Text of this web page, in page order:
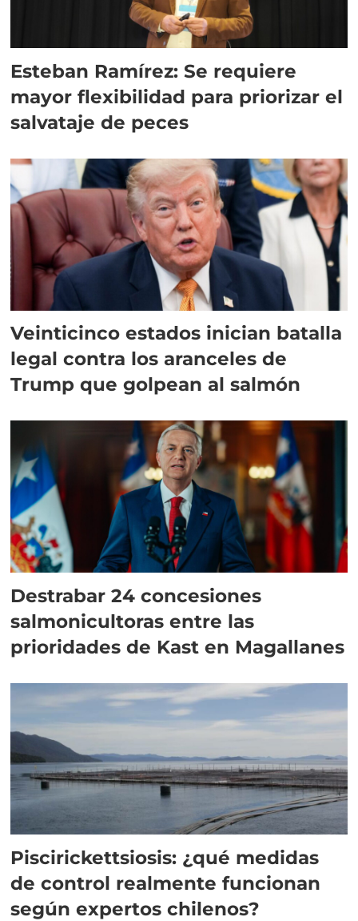
Esteban Ramírez: Se requiere
mayor flexibilidad para priorizar el
salvataje de peces
Veinticinco estados inician batalla
legal contra los aranceles de
Trump que golpean al salmón
Destrabar 24 concesiones
salmonicultoras entre las
prioridades de Kast en Magallanes
Piscirickettsiosis: ¿qué medidas
de control realmente funcionan
según expertos chilenos?